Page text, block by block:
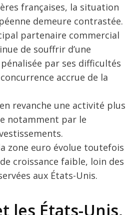
françaises, la situation
demeure contrastée.
partenaire commercial
de souffrir d’une
par ses difficultés
accrue de la
en revanche une activité plus
notamment par le
zone euro évolue toutefois
croissance faible, loin des
aux États-Unis.
les États-Unis,